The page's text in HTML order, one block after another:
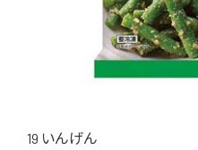
19 いんげん